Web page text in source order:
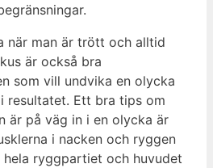
när man är trött och alltid
är också bra
som vill undvika en olycka
resultatet. Ett bra tips om
är på väg in i en olycka är
i nacken och ryggen
ryggpartiet och huvudet